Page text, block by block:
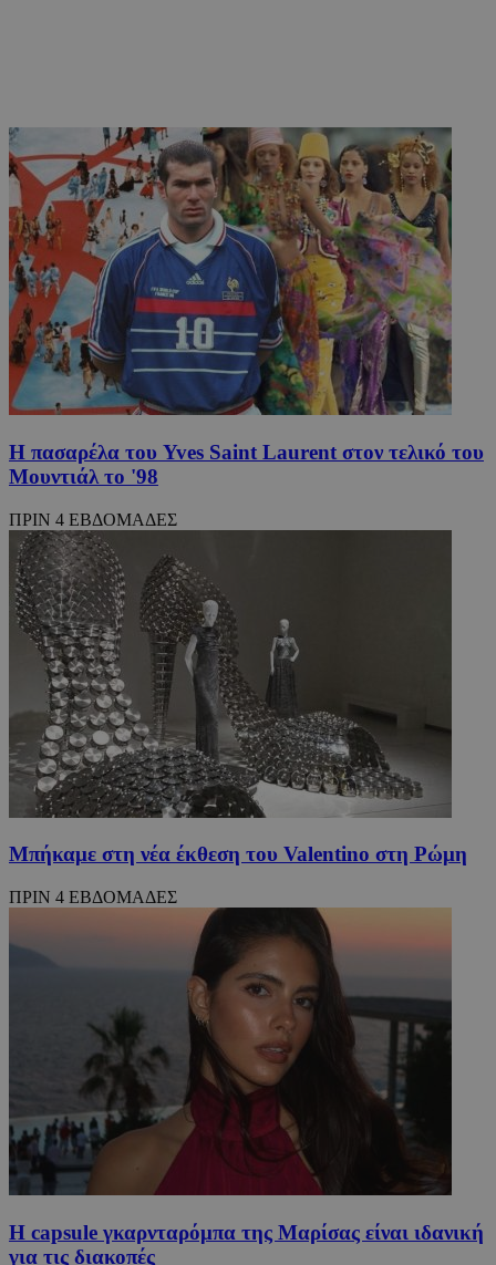
Η πασαρέλα του Yves Saint Laurent στον τελικό του
Μουντιάλ το '98
ΠΡΙΝ 4 ΕΒΔΟΜΑΔΕΣ
Μπήκαμε στη νέα έκθεση του Valentino στη Ρώμη
ΠΡΙΝ 4 ΕΒΔΟΜΑΔΕΣ
Η capsule γκαρνταρόμπα της Μαρίσας είναι ιδανική
για τις διακοπές